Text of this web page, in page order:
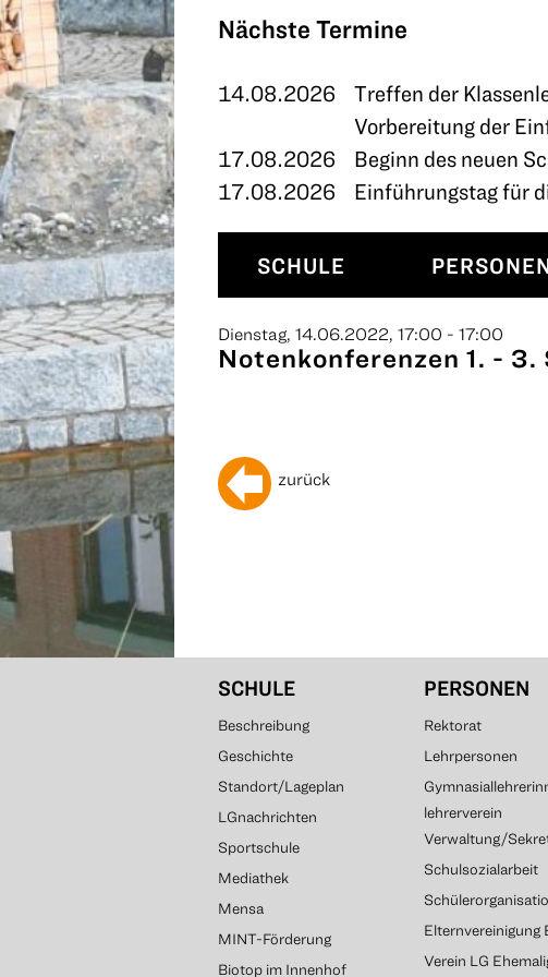
Nächste Termine
14.08.2026
Treffen der
Vorbereitung der
17.08.2026
Beginn des neuen
17.08.2026
Einführungstag für
SCHULE
KONTAKT
Dienstag, 14.06.2022, 17:00 - 17:00
Notenkonferenzen 1. - 3.
zurück
SCHULE
Beschreibung
Geschichte
Standort/Lageplan
LGnachrichten
Sportschule
Mediathek
Mensa
MINT-Förderung
Biotop im Innenhof
PERSONEN
Rektorat
Lehrpersonen
lehrerverein
Verwaltung/
Schulsozialarbeit
Elternvereinigung
Verein LG